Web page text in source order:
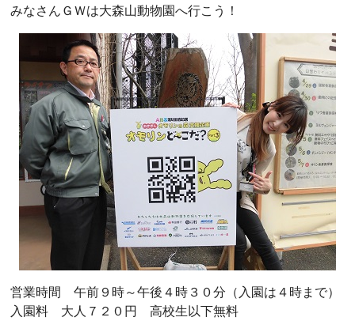
みなさんＧＷは大森山動物園へ行こう！
営業時間 午前９時～午後４時３０分（入園は４時まで）
入園料 大人７２０円 高校生以下無料